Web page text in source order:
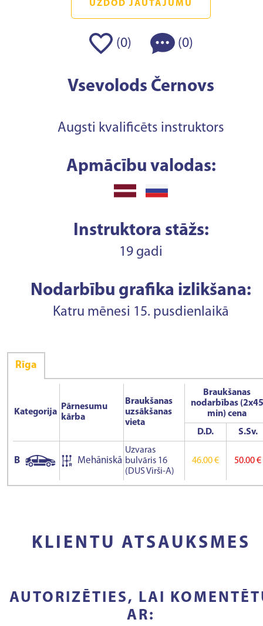
UZDOD JAUTĀJUMU
(0) (0)
Vsevolods Černovs
Augsti kvalificēts instruktors
Apmācību valodas:
Instruktora stāžs:
19 gadi
Nodarbību grafika izlikšana:
Katru mēnesi 15. pusdienlaikā
Rīga
Kategorija
Pārnesumu
kārba
Braukšanas
uzsākšanas
vieta
Braukšanas
nodarbības (2x45
min) cena
D.D.
S.Sv.
B Mehāniskā
Uzvaras
bulvāris 16
(DUS Virši-A)
46.00 € 50.00 €
KLIENTU ATSAUKSMES
AUTORIZĒTIES, LAI
AR: